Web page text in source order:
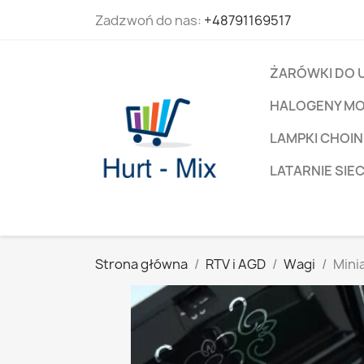
Zadzwoń do nas: +48791169517
ŻARÓWKI DO
HALOGENY
LAMPKI
LATARNIE
Strona główna RTV i AGD Wagi